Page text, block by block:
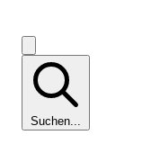
Suchen...